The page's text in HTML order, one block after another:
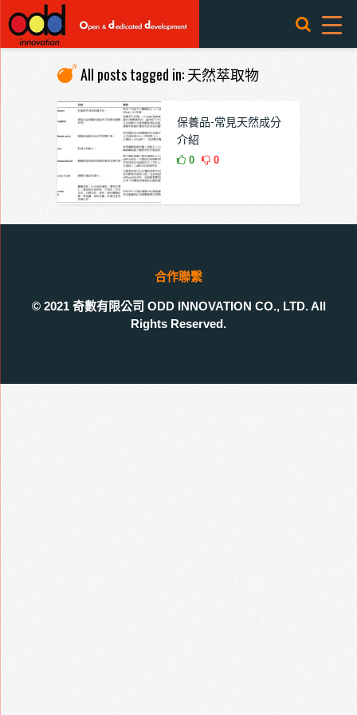
All posts tagged in: 天然萃取物
保養品-常見天然成分
介紹
0 0
合作聯繫
© 2021 奇數有限公司 ODD INNOVATION CO., LTD. All
Rights Reserved.